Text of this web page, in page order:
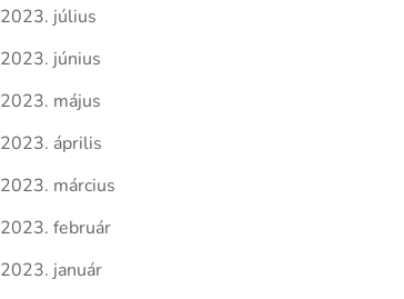
2023. július
2023. június
2023. május
2023. április
2023. március
2023. február
2023. január